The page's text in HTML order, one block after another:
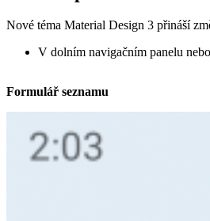
Nové téma Material Design 3 přináší
V dolním navigačním panelu
Formulář seznamu